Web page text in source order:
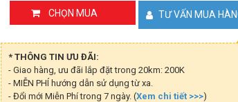
chuẩn
AC1200
TP-
Link
CHỌN MUA TƯ VẤN MUA
* THÔNG TIN ƯU ĐÃI:
- Giao hàng, ưu đãi lắp đặt trong 20km: 200K
- MIỄN PHÍ hướng dẫn sử dụng từ xa.
- Đổi mới Miễn Phí trong 7 ngày. (Xem chi tiết >>>)